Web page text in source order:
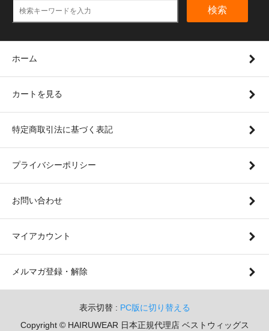
検索
ホーム
カートを見る
特定商取引法に基づく表記
プライバシーポリシー
お問い合わせ
マイアカウント
メルマガ登録・解除
表示切替 : PC版に切り替える
Copyright © HAIRUWEAR 日本正規代理店 ベストウィッグス